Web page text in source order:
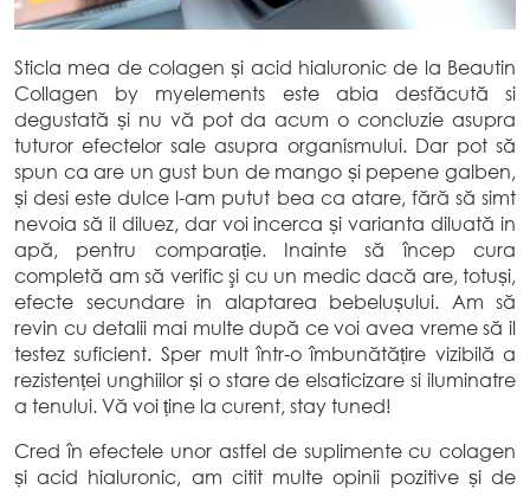
Sticla mea de colagen și acid hialuronic de la Beautin
Collagen by myelements este abia desfăcută si
degustată și nu vă pot da acum o concluzie asupra
tuturor efectelor sale asupra organismului. Dar pot să
spun ca are un gust bun de mango și pepene galben,
și desi este dulce l-am putut bea ca atare, fără să simt
nevoia să il diluez, dar voi incerca și varianta diluată in
apă, pentru comparație. Inainte să încep cura
completă am să verific şi cu un medic dacă are, totuși,
efecte secundare in alaptarea bebelușului. Am să
revin cu detalii mai multe după ce voi avea vreme să il
testez suficient. Sper mult într-o îmbunătățire vizibilă a
rezistenței unghiilor și o stare de elsaticizare si iluminatre
a tenului. Vă voi ține la curent, stay tuned!
Cred în efectele unor astfel de suplimente cu colagen
și acid hialuronic, am citit multe opinii pozitive și de